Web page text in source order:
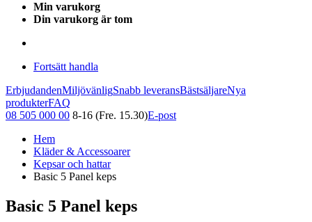
Min varukorg
Din varukorg är tom
Fortsätt handla
ErbjudandenMiljövänligSnabb leveransBästsäljareNya
produkterFAQ
08 505 000 00 8-16 (Fre. 15.30)E-post
Hem
Kläder & Accessoarer
Kepsar och hattar
Basic 5 Panel keps
Basic 5 Panel keps